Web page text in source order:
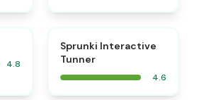
4.8
Sprunki Interactive
Tunner
4.6